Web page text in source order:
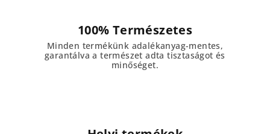
100% Természetes
Minden termékünk adalékanyag-mentes,
garantálva a természet adta tisztaságot és
minőséget.